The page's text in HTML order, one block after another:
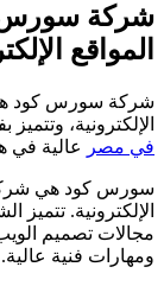
شركة سورس
المواقع
شركة سورس كود
الإلكترونية،
في مصر
عالية في
سورس كود هي
الإلكترونية.
مجالات تصميم
ومهارات فنية عالية.